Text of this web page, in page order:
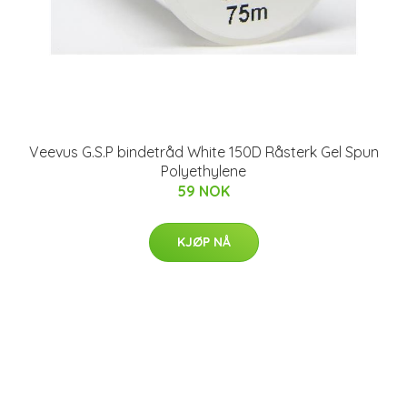
Veevus G.S.P bindetråd White 150D Råsterk Gel Spun
Polyethylene
59 NOK
KJØP NÅ